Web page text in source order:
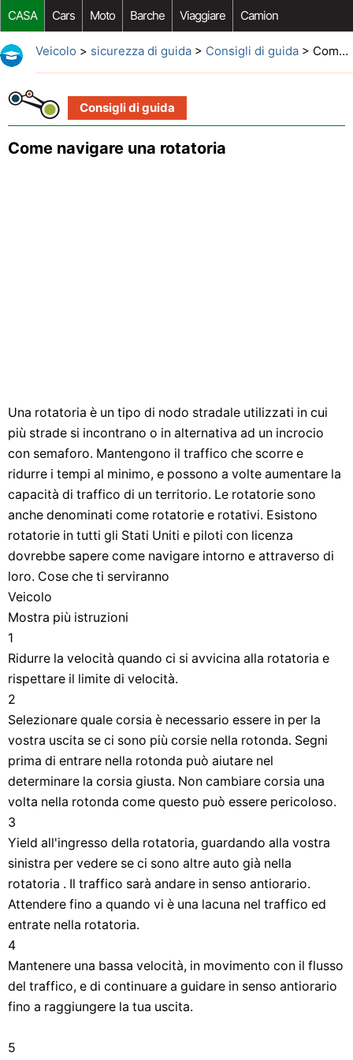
CASA Cars Moto Barche Viaggiare Camion
Riparazione Auto Acquisto Auto Car Opzioni Aftermarket
Veicolo > sicurezza di guida> Consigli di guida> Come navigare una rotatoria
Consigli di guida
Come navigare una rotatoria
Una rotatoria è un tipo di nodo stradale utilizzati in cui
più strade si incontrano o in alternativa ad un incrocio
con semaforo. Mantengono il traffico che scorre e
ridurre i tempi al minimo, e possono a volte aumentare la
capacità di traffico di un territorio. Le rotatorie sono
anche denominati come rotatorie e rotativi. Esistono
rotatorie in tutti gli Stati Uniti e piloti con licenza
dovrebbe sapere come navigare intorno e attraverso di
loro. Cose che ti serviranno
Veicolo
Mostra più istruzioni
1
Ridurre la velocità quando ci si avvicina alla rotatoria e
rispettare il limite di velocità.
2
Selezionare quale corsia è necessario essere in per la
vostra uscita se ci sono più corsie nella rotonda. Segni
prima di entrare nella rotonda può aiutare nel
determinare la corsia giusta. Non cambiare corsia una
volta nella rotonda come questo può essere pericoloso.
3
Yield all'ingresso della rotatoria, guardando alla vostra
sinistra per vedere se ci sono altre auto già nella
rotatoria . Il traffico sarà andare in senso antiorario.
Attendere fino a quando vi è una lacuna nel traffico ed
entrate nella rotatoria.
4
Mantenere una bassa velocità, in movimento con il flusso
del traffico, e di continuare a guidare in senso antiorario
fino a raggiungere la tua uscita.
5